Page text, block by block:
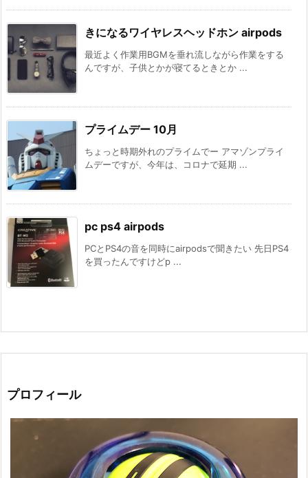
きになるワイヤレスヘッドホン airpods
最近よく作業用BGMを垂れ流しながら作業をする
んですが、子供とかが寝てるときとか ...
プライムデー 10月
ちょっと時期外れのプライムでー アマゾンプライ
ムデーですが、今年は、コロナで延期 ...
pc ps4 airpods
PCとPS4の音を同時にairpodsで聞きたい 先日PS4
を買ったんですけどp ...
プロフィール